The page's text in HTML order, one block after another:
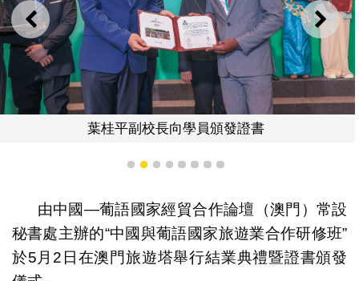
上一則 下一
葉桂平副校長向學員頒發證書
1 2 3 4 5 6 7 8
由中國—葡語國家經貿合作論壇（澳門）常設
秘書處主辦的“中國與葡語國家旅遊業合作研修班”
於5月2日在澳門旅遊塔舉行結業典禮暨證書頒發